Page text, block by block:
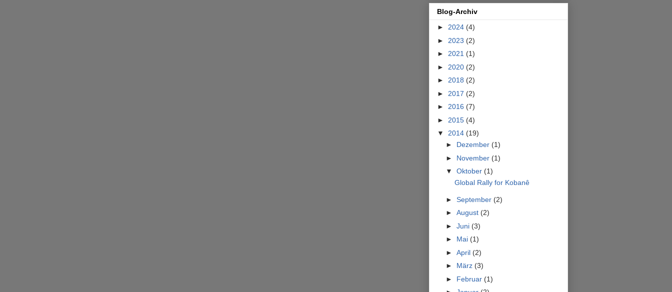
Blog-Archiv
► 2024 (4)
► 2023 (2)
► 2021 (1)
► 2020 (2)
► 2018 (2)
► 2017 (2)
► 2016 (7)
► 2015 (4)
▼ 2014 (19)
► Dezember (1)
► November (1)
▼ Oktober (1)
Global Rally for Kobanê
► September (2)
► August (2)
► Juni (3)
► Mai (1)
► April (2)
► März (3)
► Februar (1)